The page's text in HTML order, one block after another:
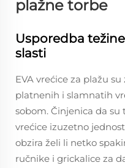
plažne torbe
Usporedba
slasti
EVA vrećice za plažu
platnenih i slamnatih
sobom. Činjenica da su
vrećice izuzetno
obzira želi li netko
ručnike i grickalice za